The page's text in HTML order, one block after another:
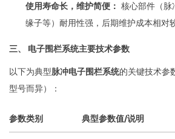
使用寿命长，维护简便： 核心部件（脉
缘子等）耐用性强，后期维护成本相对
三、 电子围栏系统主要技术参数
以下为典型脉冲电子围栏系统的关键技术参
型号而异）：
参数类别 典型参数值/说明